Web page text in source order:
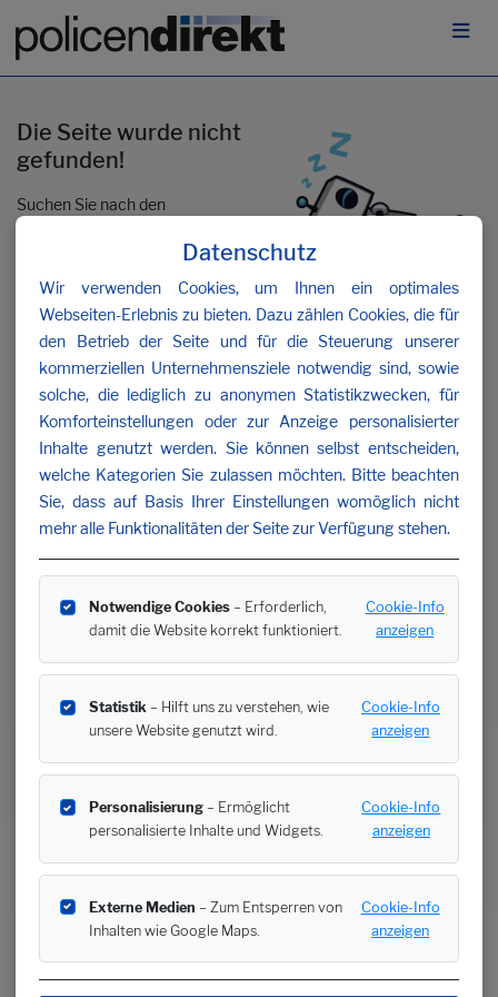
Die Seite wurde nicht
gefunden!
Suchen Sie nach den
Datenschutz
Wir verwenden Cookies, um Ihnen ein optimales
Webseiten-Erlebnis zu bieten. Dazu zählen Cookies, die für
den Betrieb der Seite und für die Steuerung unserer
kommerziellen Unternehmensziele notwendig sind, sowie
solche, die lediglich zu anonymen Statistikzwecken, für
Komforteinstellungen oder zur Anzeige personalisierter
Inhalte genutzt werden. Sie können selbst entscheiden,
welche Kategorien Sie zulassen möchten. Bitte beachten
Sie, dass auf Basis Ihrer Einstellungen womöglich nicht
mehr alle Funktionalitäten der Seite zur Verfügung stehen.
Notwendige Cookies– Erforderlich,
damit die Website korrekt funktioniert.
Cookie-Info
anzeigen
Statistik– Hilft uns zu verstehen, wie
unsere Website genutzt wird.
Cookie-Info
anzeigen
Personalisierung– Ermöglicht
personalisierte Inhalte und Widgets.
Cookie-Info
anzeigen
Externe Medien – Zum Entsperren von
Inhalten wie Google Maps.
Cookie-Info
anzeigen